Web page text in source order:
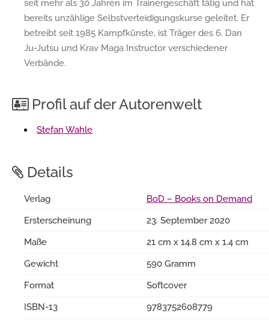
seit mehr als 30 Jahren im Trainergeschäft tätig und hat
bereits unzählige Selbstverteidigungskurse geleitet. Er
betreibt seit 1985 Kampfkünste, ist Träger des 6. Dan
Ju-Jutsu und Krav Maga Instructor verschiedener
Verbände.
Profil auf der Autorenwelt
Stefan Wahle
Details
Verlag
BoD – Books on Demand
Ersterscheinung
23. September 2020
Maße
21 cm x 14.8 cm x 1.4 cm
Gewicht
590 Gramm
Format
Softcover
ISBN-13
9783752608779